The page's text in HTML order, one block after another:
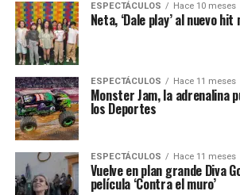
ESPECTÁCULOS Hace 10 meses
Neta, ‘Dale play’ al nuevo
ESPECTÁCULOS Hace 11 meses
Monster Jam, la adrenalina
los Deportes
ESPECTÁCULOS Hace 11 meses
Vuelve en plan grande Diva
película ‘Contra el muro’